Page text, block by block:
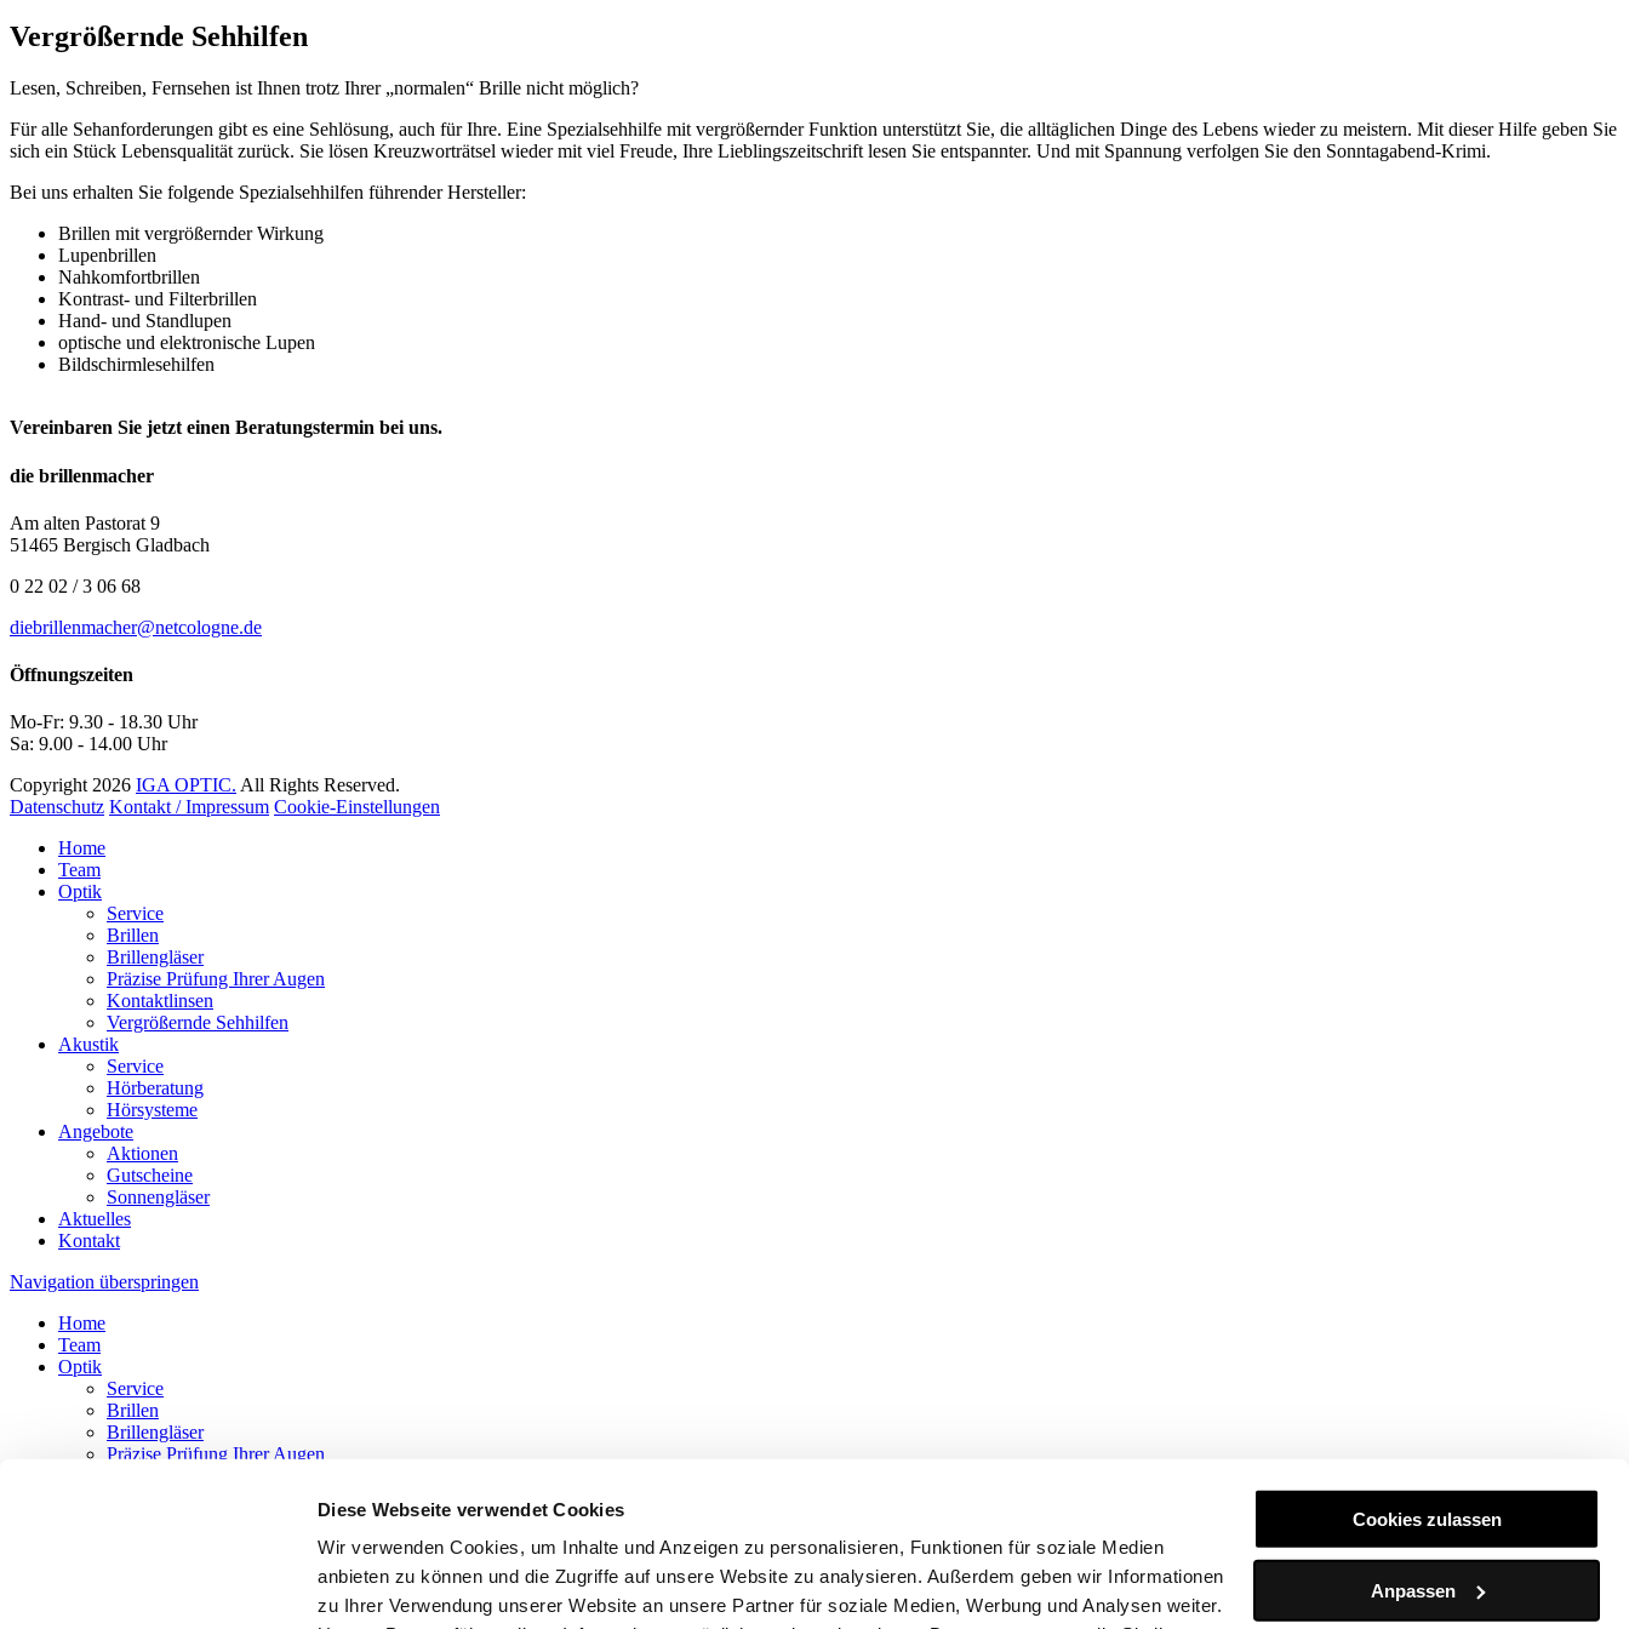
Diese Webseite verwendet Cookies
Wir verwenden Cookies, um Inhalte und Anzeigen zu personalisieren, Funktionen für soziale Medien
anbieten zu können und die Zugriffe auf unsere Website zu analysieren. Außerdem geben wir Informationen
zu Ihrer Verwendung unserer Website an unsere Partner für soziale Medien, Werbung und Analysen weiter.
Cookies zulassen
Anpassen
Vergrößernde Sehhilfen
Lesen, Schreiben, Fernsehen ist Ihnen trotz Ihrer „normalen“ Brille nicht möglich?
Für alle Sehanforderungen gibt es eine Sehlösung, auch für Ihre. Eine Spezialsehhilfe mit vergrößernder Funktion unterstützt Sie, die alltäglichen Dinge des Lebens wieder zu meistern. Mit dieser Hilfe geben Sie
sich ein Stück Lebensqualität zurück. Sie lösen Kreuzworträtsel wieder mit viel Freude, Ihre Lieblingszeitschrift lesen Sie entspannter. Und mit Spannung verfolgen Sie den Sonntagabend-Krimi.
Bei uns erhalten Sie folgende Spezialsehhilfen führender Hersteller:
Brillen mit vergrößernder Wirkung
Lupenbrillen
Nahkomfortbrillen
Kontrast- und Filterbrillen
Hand- und Standlupen
optische und elektronische Lupen
Bildschirmlesehilfen
Vereinbaren Sie jetzt einen Beratungstermin bei uns.
die brillenmacher
Am alten Pastorat 9
51465 Bergisch Gladbach
0 22 02 / 3 06 68
diebrillenmacher@netcologne.de
Öffnungszeiten
Mo-Fr: 9.30 - 18.30 Uhr
Sa: 9.00 - 14.00 Uhr
Copyright 2026 IGA OPTIC. All Rights Reserved.
Datenschutz Kontakt / Impressum Cookie-Einstellungen
Home
Team
Optik
Service
Brillen
Brillengläser
Präzise Prüfung Ihrer Augen
Kontaktlinsen
Vergrößernde Sehhilfen
Akustik
Service
Hörberatung
Hörsysteme
Angebote
Aktionen
Gutscheine
Sonnengläser
Aktuelles
Kontakt
Navigation überspringen
Home
Team
Optik
Service
Brillen
Brillengläser
Präzise Prüfung Ihrer Augen